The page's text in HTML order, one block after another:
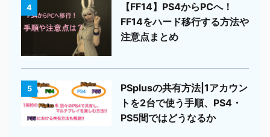
4
【FF14】PS4からPCへ！
FF14をハード移行する方法や
注意点まとめ
5
PSplusの共有方法|1アカウン
トを2台で使う手順、PS4・
PS5間ではどうなるか